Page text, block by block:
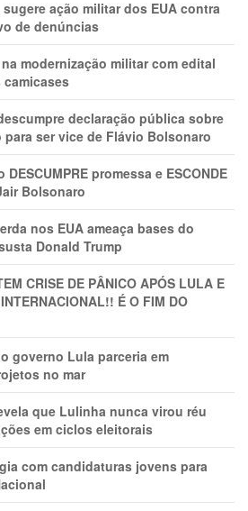
ação militar dos EUA contra
de denúncias
modernização militar com edital
camicases
declaração pública sobre
ser vice de Flávio Bolsonaro
promessa e ESCONDE
Bolsonaro
nos EUA ameaça bases do
Donald Trump
CRlSE DE PÂNlCO APÓS LULA E
É O FIM DO
governo Lula parceria em
no mar
que Lulinha nunca virou réu
em ciclos eleitorais
com candidaturas jovens para